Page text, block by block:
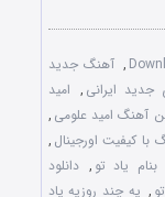
, آهنگ جدید
جدید ایرانی , امید
آهنگ امید علومی ,
با کیفیت اورجینال ,
یاد تو , دانلود
, یه چند روزیه یاد